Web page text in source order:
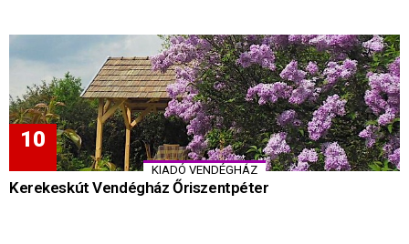
KIADÓ VENDÉGHÁZ
Kerekeskút Vendégház Őriszentpéter